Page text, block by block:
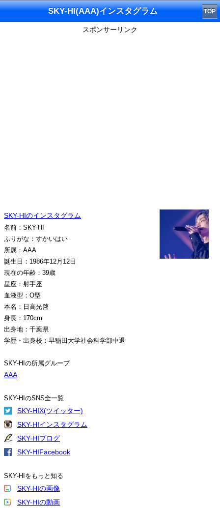
SKY-HI(AAA)インスタグラム TOP
スポンサーリンク
SKY-HIのインスタグラム
名前：SKY-HI
ふりがな：すかいはい
所属：AAA
誕生日：1986年12月12日
現在の年齢：39歳
星座：射手座
血液型：O型
本名：日高光啓
身長：170cm
出身地：千葉県
学歴・出身校：早稲田大学社会科学部中退
SKY-HIの所属グループ
AAA
SKY-HIのSNS全一覧
SKY-HIX(ツイッター)
SKY-HIインスタグラム
SKY-HIブログ
SKY-HIFacebook
SKY-HIをもっと知る
SKY-HIの画像
SKY-HIの動画